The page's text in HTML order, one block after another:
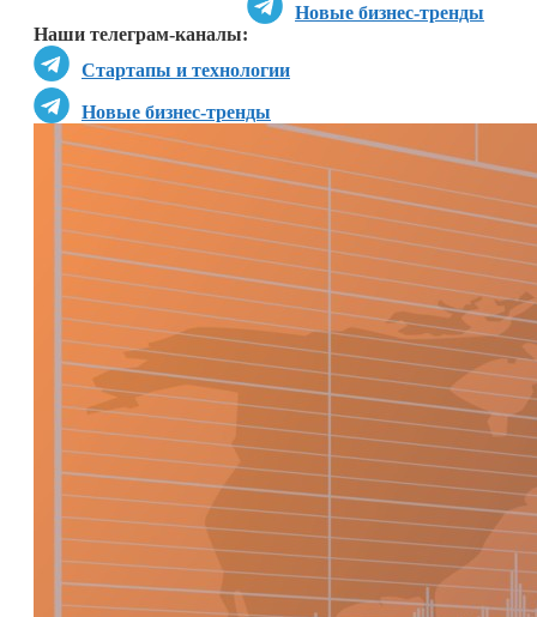
Новые бизнес-тренды
Наши телеграм-каналы:
Стартапы и технологии
Новые бизнес-тренды